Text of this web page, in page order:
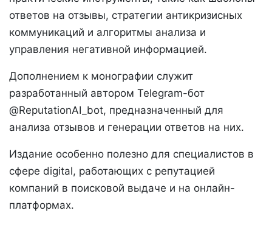
ответов на отзывы, стратегии антикризисных
коммуникаций и алгоритмы анализа и
управления негативной информацией.
Дополнением к монографии служит
разработанный автором Telegram-бот
@ReputationAI_bot, предназначенный для
анализа отзывов и генерации ответов на них.
Издание особенно полезно для специалистов в
сфере digital, работающих с репутацией
компаний в поисковой выдаче и на онлайн-
платформах.